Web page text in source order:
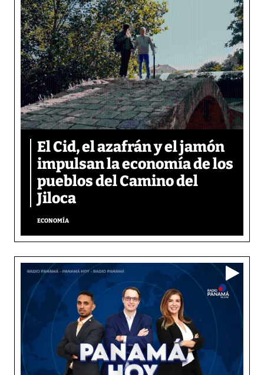
El Cid, el azafrán y el jamón
impulsan la economía de los
pueblos del Camino del
Jiloca
ECONOMÍA